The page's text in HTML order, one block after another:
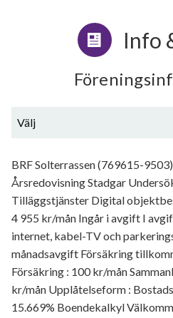
Info
Välj
BRF Solterrassen (769615-
Årsredovisning Stadgar
Tilläggstjänster Digital
4 955 kr/mån Ingår i avgift I
internet, kabel-TV och
månadsavgift Försäkring
Försäkring : 100 kr/mån
kr/mån Upplåtelseform :
15.669% Boendekalkyl